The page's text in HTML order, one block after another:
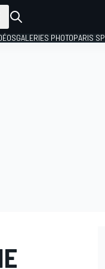
GALERIES PHOTOPARIS